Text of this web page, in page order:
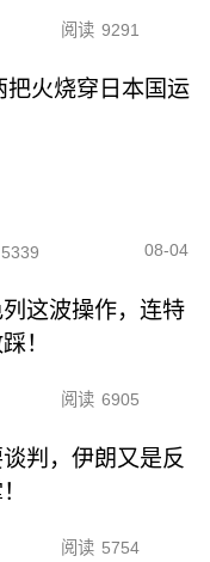
阅读 9291
火烧穿日本国运
5339 08-04
这波操作，连特
！
阅读 6905
判，伊朗又是反
阅读 5754